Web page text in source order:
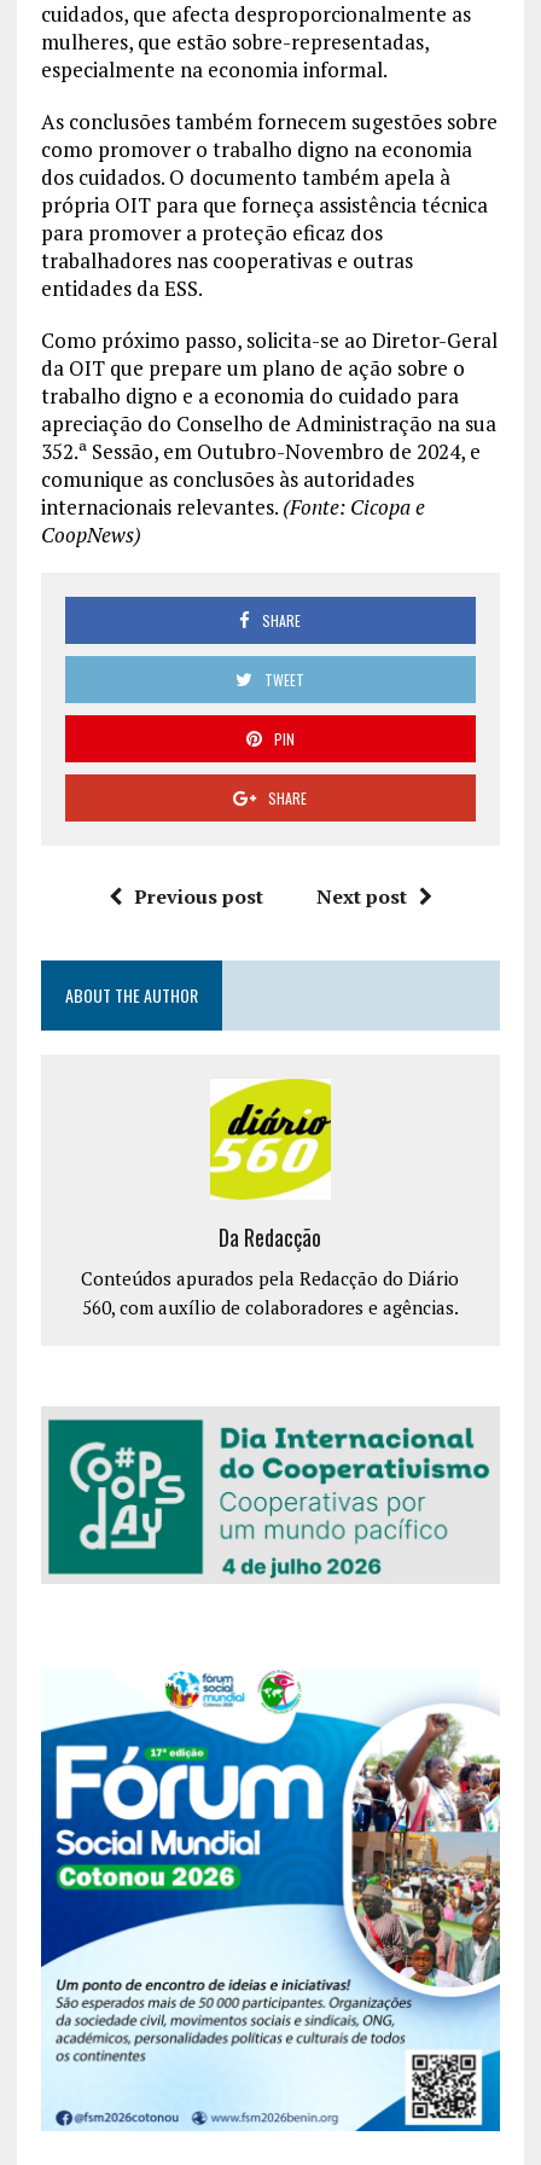
cuidados, que afecta desproporcionalmente as
mulheres, que estão sobre-representadas,
especialmente na economia informal.
As conclusões também fornecem sugestões sobre
como promover o trabalho digno na economia
dos cuidados. O documento também apela à
própria OIT para que forneça assistência técnica
para promover a proteção eficaz dos
trabalhadores nas cooperativas e outras
entidades da ESS.
Como próximo passo, solicita-se ao Diretor-Geral
da OIT que prepare um plano de ação sobre o
trabalho digno e a economia do cuidado para
apreciação do Conselho de Administração na sua
352.ª Sessão, em Outubro-Novembro de 2024, e
comunique as conclusões às autoridades
internacionais relevantes. (Fonte: Cicopa e
CoopNews)
SHARE
TWEET
PIN
SHARE
Previous post Next post
ABOUT THE AUTHOR
Da Redacção
Conteúdos apurados pela Redacção do Diário
560, com auxílio de colaboradores e agências.